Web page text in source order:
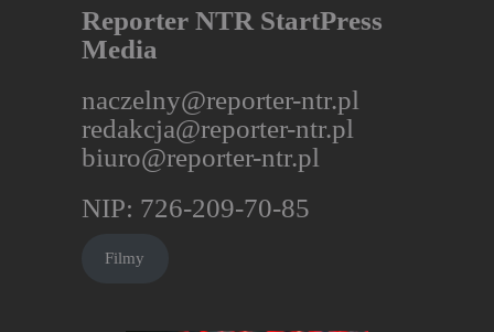
Reporter NTR StartPress
Media
naczelny@reporter-ntr.pl
redakcja@reporter-ntr.pl
biuro@reporter-ntr.pl
NIP: 726-209-70-85
Filmy